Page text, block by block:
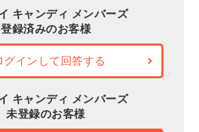
キャンディ メンバーズ
登録済みのお客様
グインして回答する
キャンディ メンバーズ
未登録のお客様